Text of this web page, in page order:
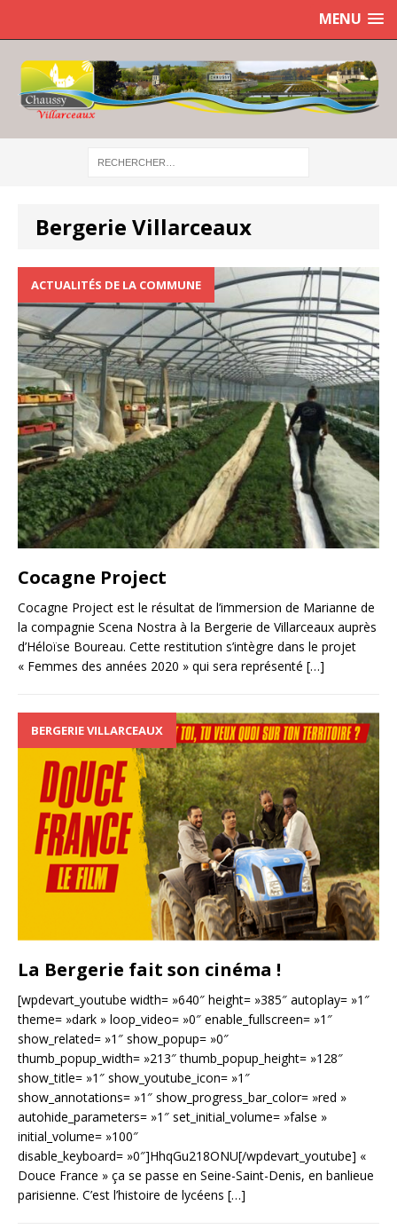
MENU
Bergerie Villarceaux
ACTUALITÉS DE LA COMMUNE
Cocagne Project
Cocagne Project est le résultat de l’immersion de Marianne de
la compagnie Scena Nostra à la Bergerie de Villarceaux auprès
d’Héloïse Boureau. Cette restitution s’intègre dans le projet
« Femmes des années 2020 » qui sera représenté […]
BERGERIE VILLARCEAUX
La Bergerie fait son cinéma !
[wpdevart_youtube width= »640″ height= »385″ autoplay= »1″
theme= »dark » loop_video= »0″ enable_fullscreen= »1″
show_related= »1″ show_popup= »0″
thumb_popup_width= »213″ thumb_popup_height= »128″
show_title= »1″ show_youtube_icon= »1″
show_annotations= »1″ show_progress_bar_color= »red »
autohide_parameters= »1″ set_initial_volume= »false »
initial_volume= »100″
disable_keyboard= »0″]HhqGu218ONU[/wpdevart_youtube] «
Douce France » ça se passe en Seine-Saint-Denis, en banlieue
parisienne. C’est l’histoire de lycéens […]